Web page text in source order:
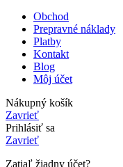
Obchod
Prepravné náklady
Platby
Kontakt
Blog
Môj účet
Nákupný košík
Zavrieť
Prihlásiť sa
Zavrieť
Zatiaľ žiadny účet?